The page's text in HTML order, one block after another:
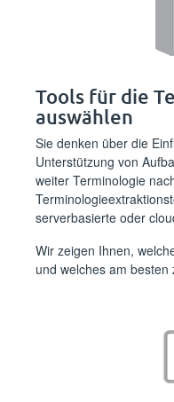
Tools für die
auswählen
Sie denken über die
Unterstützung von
weiter Terminologie
serverbasierte oder
Wir zeigen Ihnen,
und welches am